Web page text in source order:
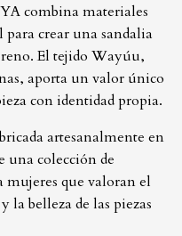
combina materiales
crear una sandalia
El tejido Wayúu,
aporta un valor único
con identidad propia.
artesanalmente en
una colección de
mujeres que valoran el
la belleza de las piezas